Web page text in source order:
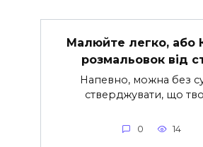
Малюйте легко, або
розмальовок від
Напевно, можна без
стверджувати, що
0 14